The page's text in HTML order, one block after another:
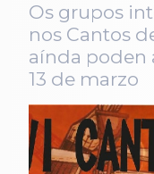
Os grupos
nos Cantos
aínda poden
13 de marzo